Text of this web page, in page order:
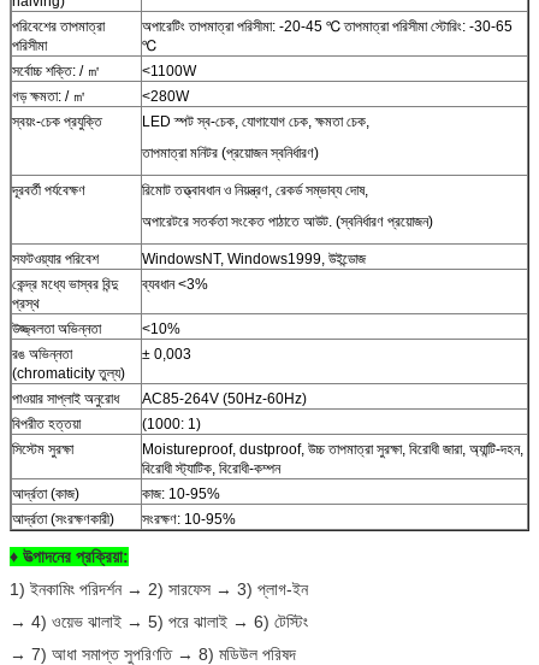
পরিবেশের তাপমাত্রা
পরিসীমা
অপারেটিং তাপমাত্রা পরিসীমা: -20-45 ℃ তাপমাত্রা পরিসীমা স্টোরিং: -30-65
℃
সর্বোচ্চ শক্তি: / ㎡
<1100W
গড় ক্ষমতা: / ㎡
<280W
স্বয়ং-চেক প্রযুক্তি
LED স্পট স্ব-চেক, যোগাযোগ চেক, ক্ষমতা চেক,
তাপমাত্রা মনিটর (প্রয়োজন স্বনির্ধারণ)
দূরবর্তী পর্যবেক্ষণ
রিমোট তত্ত্বাবধান ও নিয়ন্ত্রণ, রেকর্ড সম্ভাব্য দোষ,
অপারেটরে সতর্কতা সংকেত পাঠাতে আউট. (স্বনির্ধারণ প্রয়োজন)
সফটওয়্যার পরিবেশ
WindowsNT, Windows1999, উইন্ডোজ
কেন্দ্র মধ্যে ভাস্বর বিন্দু
প্রস্থ
ব্যবধান <3%
উজ্জ্বলতা অভিন্নতা
<10%
রঙ অভিন্নতা
(chromaticity তুল্য)
± 0,003
পাওয়ার সাপ্লাই অনুরোধ
AC85-264V (50Hz-60Hz)
বিপরীত হত্তয়া
(1000: 1)
সিস্টেম সুরক্ষা
Moistureproof, dustproof, উচ্চ তাপমাত্রা সুরক্ষা, বিরোধী জারা, অ্যান্টি-দহন,
বিরোধী স্ট্যাটিক, বিরোধী-কম্পন
আর্দ্রতা (কাজ)
কাজ: 10-95%
আর্দ্রতা (সংরক্ষণকারী)
সংরক্ষণ: 10-95%
♦ উত্পাদনের প্রক্রিয়া:
1) ইনকামিং পরিদর্শন → 2) সারফেস → 3) প্লাগ-ইন
→ 4) ওয়েভ ঝালাই → 5) পরে ঝালাই → 6) টেস্টিং
→ 7) আধা সমাপ্ত সুপরিণতি → 8) মডিউল পরিষদ